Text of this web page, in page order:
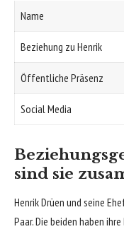
Name
Beziehung zu Henrik
Öffentliche Präsenz
Social Media
sind sie
Henrik Drüen und seine
Paar. Die beiden haben